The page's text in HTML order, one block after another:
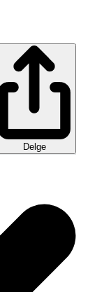
Delge